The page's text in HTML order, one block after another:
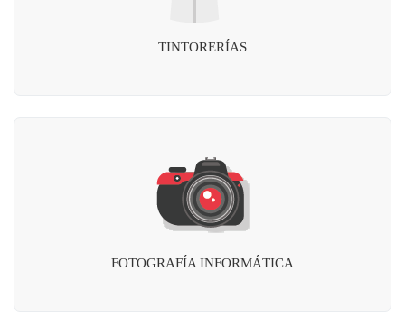
TINTORERÍAS
FOTOGRAFÍA INFORMÁTICA